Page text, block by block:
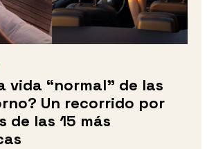
vida “normal” de las
Un recorrido por
de las 15 más